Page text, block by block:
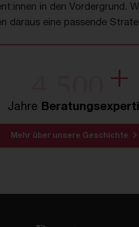
in den Vordergrund.
daraus eine passende
+
Berater:innen
Mehr über unsere Geschichte